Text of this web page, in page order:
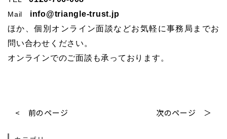
Mail info@triangle-trust.jp
ほか、個別オンライン面談などお気軽に事務局までお
問い合わせください。
オンラインでのご面談も承っております。
< 前のページ 次のページ ＞